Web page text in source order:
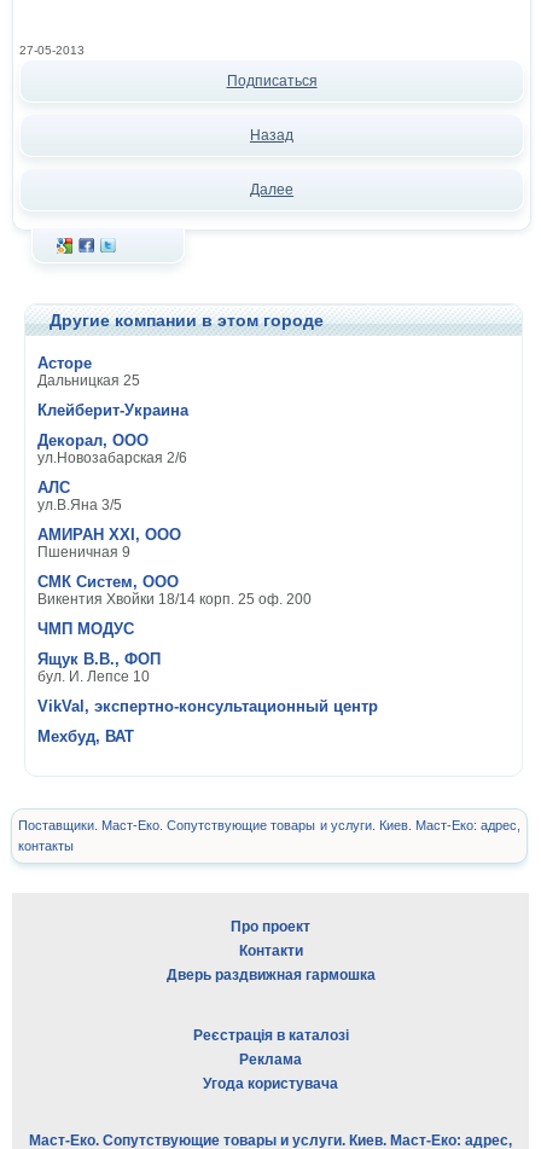
27-05-2013
Подписаться
Назад
Далее
Другие компании в этом городе
Асторе
Дальницкая 25
Клейберит-Украина
Декорал, ООО
ул.Новозабарская 2/6
АЛС
ул.В.Яна 3/5
АМИРАН ХХI, ООО
Пшеничная 9
СМК Систем, ООО
Викентия Хвойки 18/14 корп. 25 оф. 200
ЧМП МОДУС
Ящук В.В., ФОП
бул. И. Лепсе 10
VikVal, экспертно-консультационный центр
Мехбуд, ВАТ
Поставщики. Маст-Еко. Сопутствующие товары и услуги. Киев. Маст-Еко: адрес,
контакты
Про проект
Контакти
Дверь раздвижная гармошка
Реєстрація в каталозі
Реклама
Угода користувача
Маст-Еко. Сопутствующие товары и услуги. Киев. Маст-Еко: адрес,